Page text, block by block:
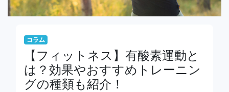
コラム
【フィットネス】有酸素運動と
は？効果やおすすめトレーニン
グの種類も紹介！